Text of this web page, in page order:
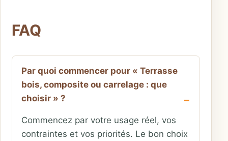
FAQ
Par quoi commencer pour « Terrasse
bois, composite ou carrelage : que
choisir » ?
Commencez par votre usage réel, vos
contraintes et vos priorités. Le bon choix